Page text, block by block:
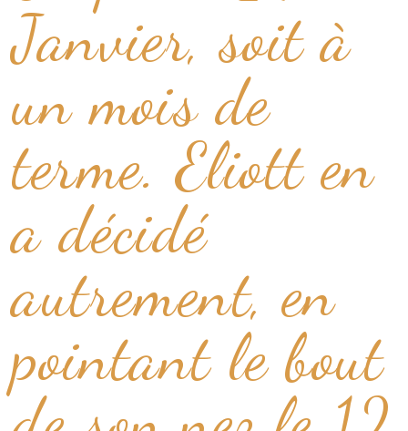
Janvier, soit à
un mois de
terme. Eliott en
a décidé
autrement, en
pointant le bout